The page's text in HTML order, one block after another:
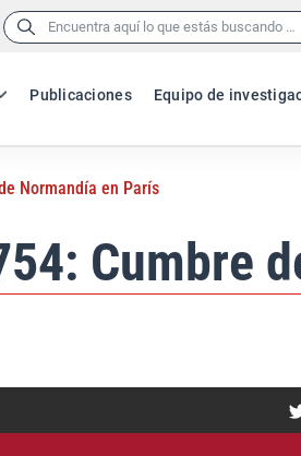
Buscar:
Publicaciones Equipo de
Normandía en París
Cumbre